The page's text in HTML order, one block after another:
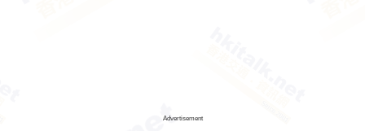
Advertisement